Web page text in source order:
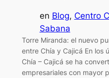
en Blog, Centro
Sabana
Torre Miranda: el nuevo
entre Chía y Cajicá En los
Chía – Cajicá se ha
empresariales con mayor